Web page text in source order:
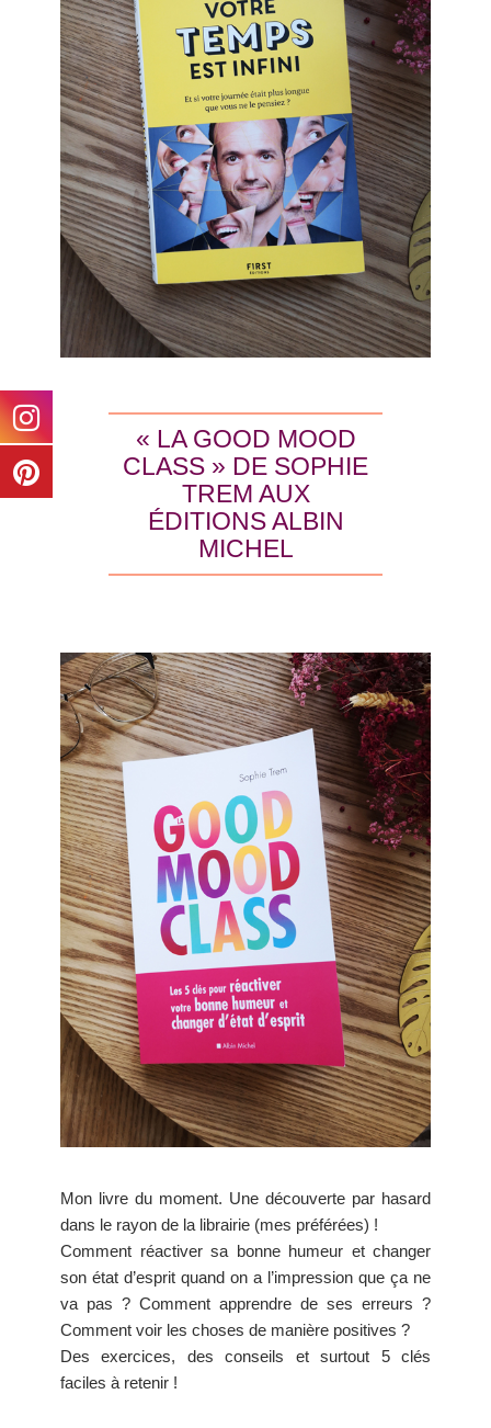
« LA GOOD MOOD
CLASS » DE SOPHIE
TREM AUX
ÉDITIONS ALBIN
MICHEL
Mon livre du moment. Une découverte par hasard
dans le rayon de la librairie (mes préférées) !
Comment réactiver sa bonne humeur et changer
son état d’esprit quand on a l’impression que ça ne
va pas ? Comment apprendre de ses erreurs ?
Comment voir les choses de manière positives ?
Des exercices, des conseils et surtout 5 clés
faciles à retenir !